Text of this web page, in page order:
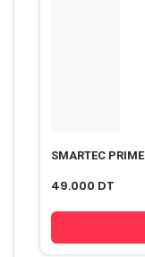
SMARTEC PRIME
49.000 DT